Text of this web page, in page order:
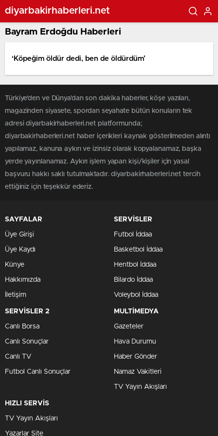
diyarbakirhaberleri.net
Bayram Erdoğdu Haberleri
‘Köpeğim öldür dedi, ben de öldürdüm’
Türkiye'den ve Dünya’dan son dakika haberler, köşe yazıları,
magazinden siyasete, spordan seyahate bütün konuların tek
adresi diyarbakirhaberleri.net platformunda;
diyarbakirhaberleri.net haber içerikleri kaynak gösterilmeden alıntı
yapılamaz, kanuna aykırı ve izinsiz olarak kopyalanamaz, başka
yerde yayınlanamaz. Aykırı işlem yapan kişi/kişiler için yasal
başvuru hakkı saklı tutulmaktadır. diyarbakirhaberleri.net tercih
ettiğiniz için teşekkür ederiz.
SAYFALAR
Üye Girişi
Üye Kaydı
Künye
Hakkımızda
İletişim
SERVİSLER
Futbol İddaa
Basketbol İddaa
Hentbol İddaa
Bilardo İddaa
Voleybol İddaa
SERVİSLER 2
Canlı Borsa
Canlı Sonuçlar
Canlı TV
Futbol Canlı Sonuçlar
MULTİMEDYA
Gazeteler
Hava Durumu
Haber Gönder
Namaz Vakitleri
TV Yayın Akışları
HIZLI SERVİS
TV Yayın Akışları
Yazarlar Site